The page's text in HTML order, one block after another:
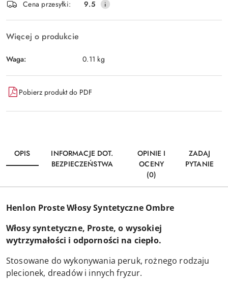
Cena przesyłki:
9.5
Więcej o produkcie
Waga: 0.11 kg
Pobierz produkt do PDF
OPIS
INFORMACJE DOT.
BEZPIECZEŃSTWA
OPINIE I
OCENY
(0)
ZADAJ
PYTANIE
Henlon Proste Włosy Syntetyczne Ombre
Włosy syntetyczne, Proste, o wysokiej
wytrzymałości i odporności na ciepło.
Stosowane do wykonywania peruk, rożnego rodzaju
plecionek, dreadów i innych fryzur.